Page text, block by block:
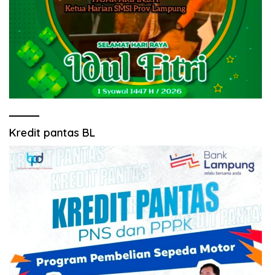
Kredit pantas BL